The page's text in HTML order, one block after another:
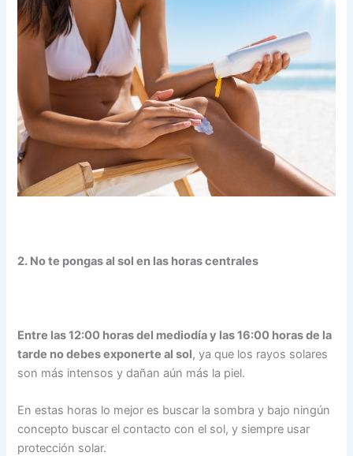
2. No te pongas al sol en las horas centrales
Entre las 12:00 horas del mediodía y las 16:00 horas de la
tarde no debes exponerte al sol, ya que los rayos solares
son más intensos y dañan aún más la piel.
En estas horas lo mejor es buscar la sombra y bajo ningún
concepto buscar el contacto con el sol, y siempre usar
protección solar.